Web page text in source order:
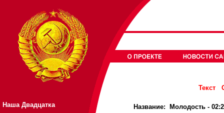
Наша Двадцатка
Текст
Название:
Молодость -